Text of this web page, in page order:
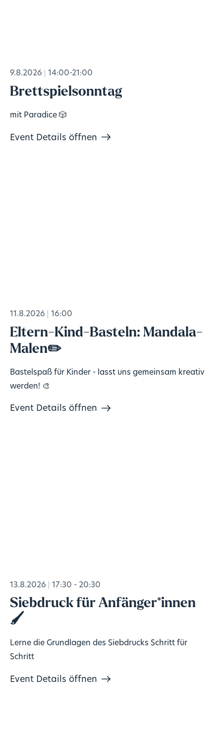
9.8.2026 14:00-21:00
Brettspielsonntag
mit Paradice 🎲
Event Details öffnen
11.8.2026 16:00
Eltern-Kind-Basteln: Mandala-
Malen✏️
Bastelspaß für Kinder - lasst uns gemeinsam kreativ
werden! 🎨
Event Details öffnen
13.8.2026 17:30 - 20:30
Siebdruck für Anfänger*innen
🖌️
Lerne die Grundlagen des Siebdrucks Schritt für
Schritt
Event Details öffnen